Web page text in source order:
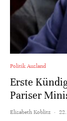
Politik Ausland
Erste
Pariser
Elisabeth Koblitz ·